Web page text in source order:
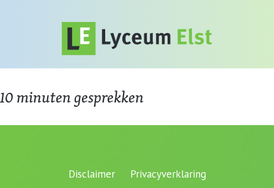
10 minuten gesprekken
Disclaimer Privacyverklaring